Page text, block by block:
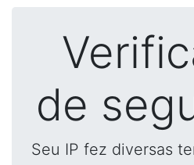
de
Seu IP fez diversas